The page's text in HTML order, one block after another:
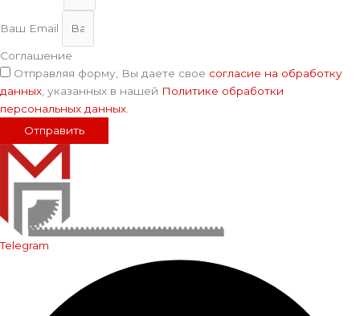
Ваш Email
Соглашение
Отправляя форму, Вы даете свое согласие на обработку
данных , указанных в нашей Политике обработки
персональных данных
Отправить
Telegram